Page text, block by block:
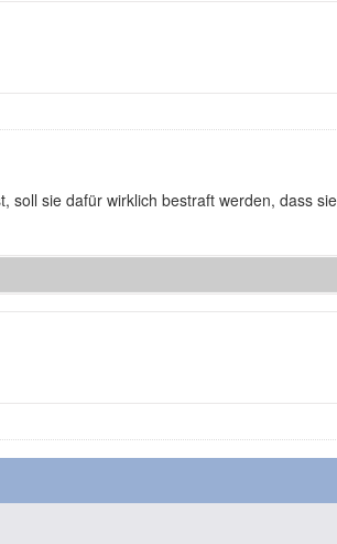
soll sie dafür wirklich bestraft werden, dass